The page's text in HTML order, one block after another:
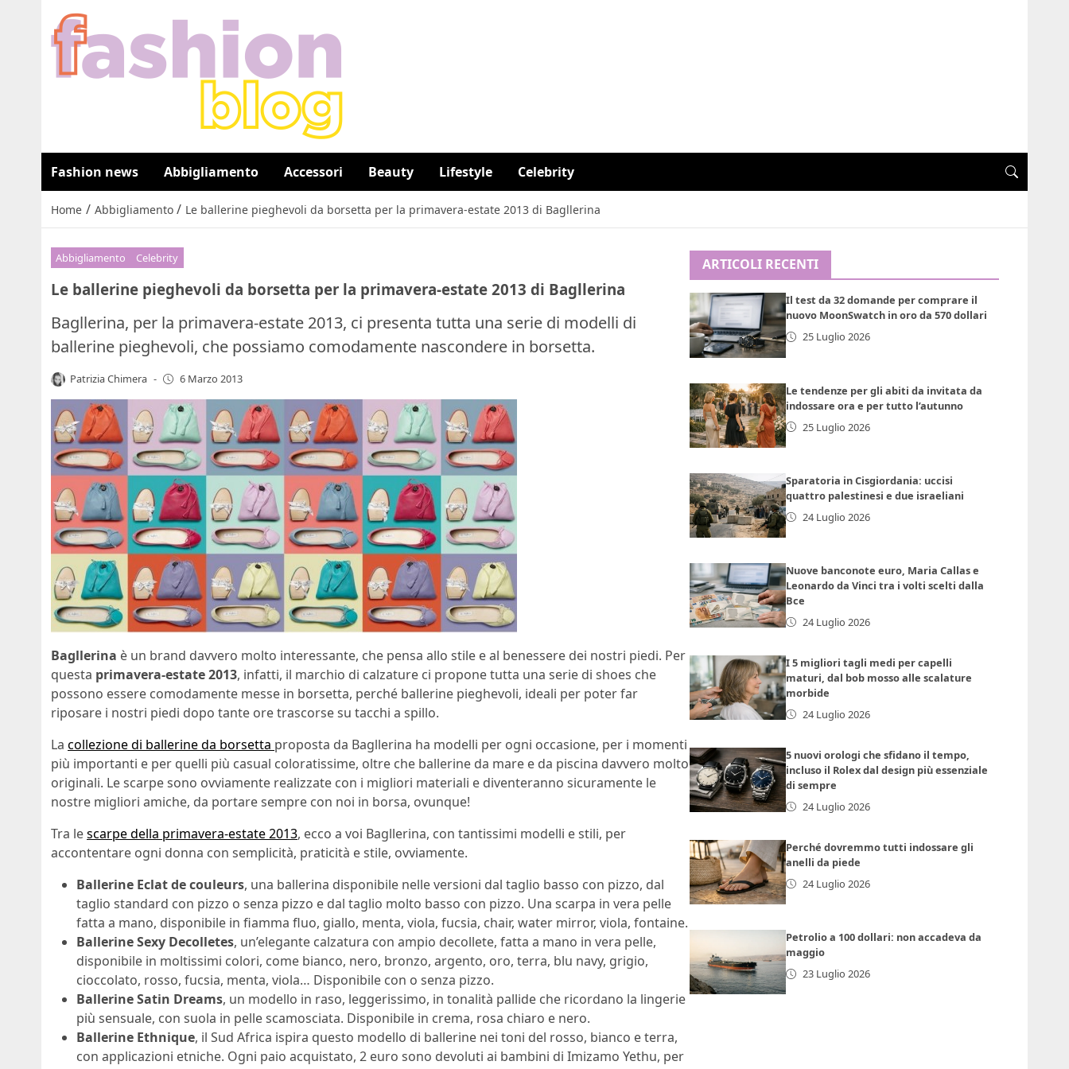
Fashion news Abbigliamento Accessori Beauty Lifestyle Celebrity
Home / Abbigliamento / Le ballerine pieghevoli da borsetta per la primavera-estate 2013 di Bagllerina
Abbigliamento Celebrity
Le ballerine pieghevoli da borsetta per la primavera-estate 2013 di Bagllerina
Bagllerina, per la primavera-estate 2013, ci presenta tutta una serie di modelli di
ballerine pieghevoli, che possiamo comodamente nascondere in borsetta.
Patrizia Chimera - 6 Marzo 2013
Bagllerina è un brand davvero molto interessante, che pensa allo stile e al benessere dei nostri piedi. Per
questa primavera-estate 2013, infatti, il marchio di calzature ci propone tutta una serie di shoes che
possono essere comodamente messe in borsetta, perché ballerine pieghevoli, ideali per poter far
riposare i nostri piedi dopo tante ore trascorse su tacchi a spillo.
La collezione di ballerine da borsetta proposta da Bagllerina ha modelli per ogni occasione, per i momenti
più importanti e per quelli più casual coloratissime, oltre che ballerine da mare e da piscina davvero molto
originali. Le scarpe sono ovviamente realizzate con i migliori materiali e diventeranno sicuramente le
nostre migliori amiche, da portare sempre con noi in borsa, ovunque!
Tra lescarpe della primavera-estate 2013, ecco a voi Bagllerina, con tantissimi modelli e stili, per
accontentare ogni donna con semplicità, praticità e stile, ovviamente.
Ballerine Eclat de couleurs, una ballerina disponibile nelle versioni dal taglio basso con pizzo, dal
taglio standard con pizzo o senza pizzo e dal taglio molto basso con pizzo. Una scarpa in vera pelle
fatta a mano, disponibile in fiamma fluo, giallo, menta, viola, fucsia, chair, water mirror, viola, fontaine.
Ballerine Sexy Decolletes, un’elegante calzatura con ampio decollete, fatta a mano in vera pelle,
disponibile in moltissimi colori, come bianco, nero, bronzo, argento, oro, terra, blu navy, grigio,
cioccolato, rosso, fucsia, menta, viola… Disponibile con o senza pizzo.
Ballerine Satin Dreams, un modello in raso, leggerissimo, in tonalità pallide che ricordano la lingerie
più sensuale, con suola in pelle scamosciata. Disponibile in crema, rosa chiaro e nero.
Ballerine Ethnique, il Sud Africa ispira questo modello di ballerine nei toni del rosso, bianco e terra,
con applicazioni etniche. Ogni paio acquistato, 2 euro sono devoluti ai bambini di Imizamo Yethu, per
ARTICOLI RECENTI
Il test da 32 domande per comprare il
nuovo MoonSwatch in oro da 570 dollari
25 Luglio 2026
Le tendenze per gli abiti da invitata da
indossare ora e per tutto l’autunno
25 Luglio 2026
Sparatoria in Cisgiordania: uccisi
quattro palestinesi e due israeliani
24 Luglio 2026
Nuove banconote euro, Maria Callas e
Leonardo da Vinci tra i volti scelti dalla
Bce
24 Luglio 2026
I 5 migliori tagli medi per capelli
maturi, dal bob mosso alle scalature
morbide
24 Luglio 2026
5 nuovi orologi che sfidano il tempo,
incluso il Rolex dal design più essenziale
di sempre
24 Luglio 2026
Perché dovremmo tutti indossare gli
anelli da piede
24 Luglio 2026
Petrolio a 100 dollari: non accadeva da
maggio
23 Luglio 2026